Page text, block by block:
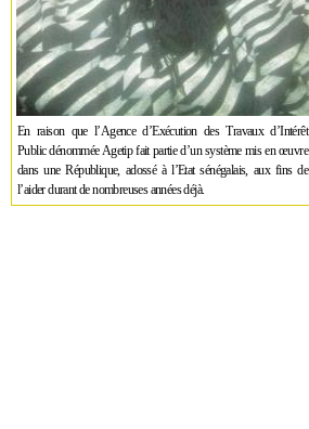
En raison que l’Agence d’Exécution des Travaux d’Intérêt
Public dénommée Agetip fait partie d’un système mis en œuvre
dans une République, adossé à l’Etat sénégalais, aux fins de
l’aider durant de nombreuses années déjà.